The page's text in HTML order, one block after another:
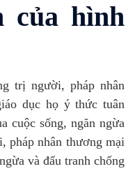
của hình
trị người, pháp nhân
dục họ ý thức tuân
cuộc sống, ngăn ngừa
pháp nhân thương mại
và đấu tranh chống